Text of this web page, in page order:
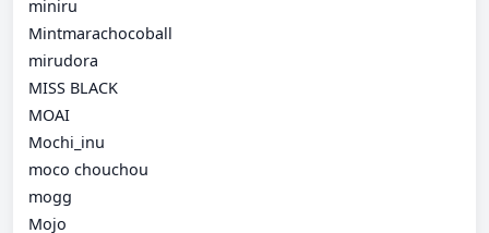
miniru
Mintmarachocoball
mirudora
MISS BLACK
MOAI
Mochi_inu
moco chouchou
mogg
Mojo